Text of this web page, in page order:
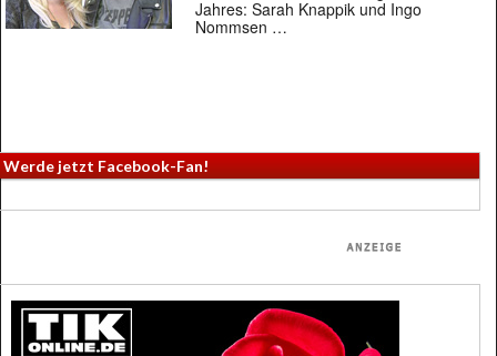
Jahres: Sarah Knappik und Ingo
Nommsen …
Werde jetzt Facebook-Fan!